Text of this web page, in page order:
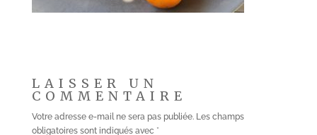
LAISSER UN
COMMENTAIRE
Votre adresse e-mail ne sera pas publiée. Les champs
obligatoires sont indiqués avec *